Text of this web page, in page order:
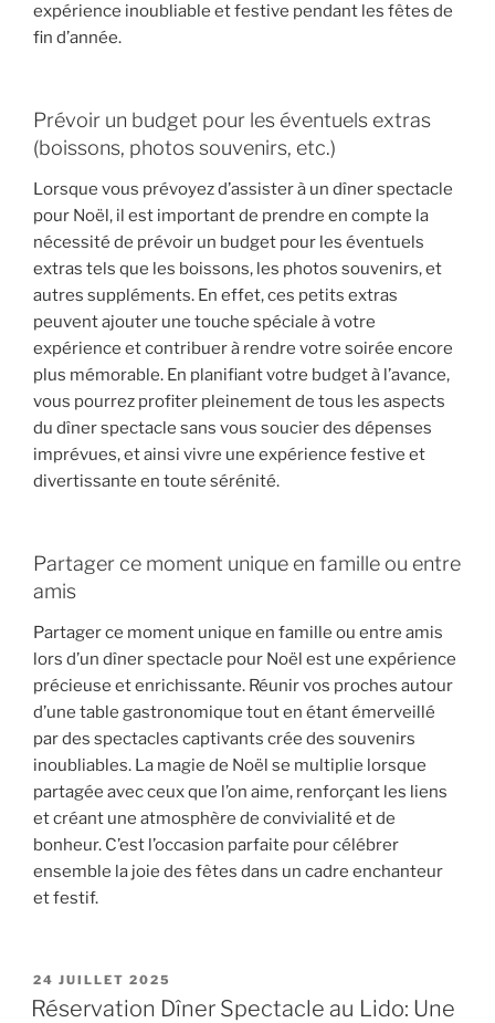
expérience inoubliable et festive pendant les fêtes de
fin d’année.
Prévoir un budget pour les éventuels extras
(boissons, photos souvenirs, etc.)
Lorsque vous prévoyez d’assister à un dîner spectacle
pour Noël, il est important de prendre en compte la
nécessité de prévoir un budget pour les éventuels
extras tels que les boissons, les photos souvenirs, et
autres suppléments. En effet, ces petits extras
peuvent ajouter une touche spéciale à votre
expérience et contribuer à rendre votre soirée encore
plus mémorable. En planifiant votre budget à l’avance,
vous pourrez profiter pleinement de tous les aspects
du dîner spectacle sans vous soucier des dépenses
imprévues, et ainsi vivre une expérience festive et
divertissante en toute sérénité.
Partager ce moment unique en famille ou entre
amis
Partager ce moment unique en famille ou entre amis
lors d’un dîner spectacle pour Noël est une expérience
précieuse et enrichissante. Réunir vos proches autour
d’une table gastronomique tout en étant émerveillé
par des spectacles captivants crée des souvenirs
inoubliables. La magie de Noël se multiplie lorsque
partagée avec ceux que l’on aime, renforçant les liens
et créant une atmosphère de convivialité et de
bonheur. C’est l’occasion parfaite pour célébrer
ensemble la joie des fêtes dans un cadre enchanteur
et festif.
PUBLIÉ
LE
24 JUILLET 2025
Réservation Dîner Spectacle au Lido: Une